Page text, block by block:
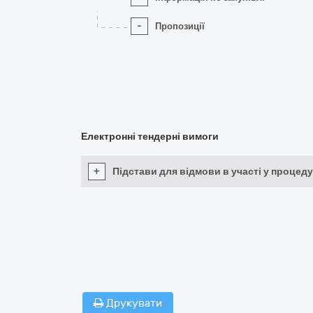
- Пропозиції
Електронні тендерні вимоги
+ Підстави для відмови в участі у
Друкувати